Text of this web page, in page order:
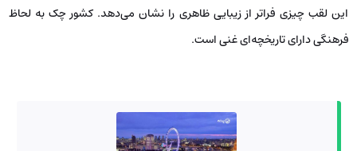
این لقب چیزی فراتر از زیبایی ظاهری را نشان می‌دهد. کشور چک به لحاظ
فرهنگی دارای تاریخچه‌ای غنی است.